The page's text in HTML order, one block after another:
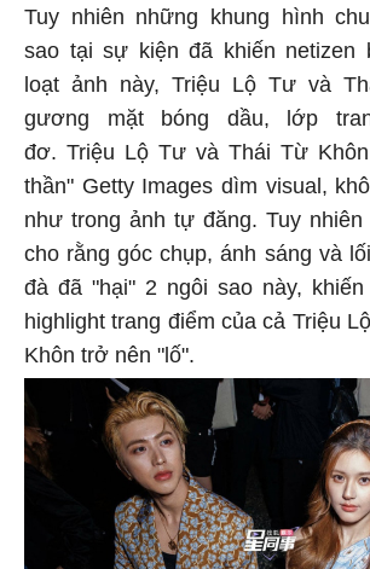
Tuy nhiên những khung hình
sao tại sự kiện đã khiến netizen
loạt ảnh này, Triệu Lộ Tư và
gương mặt bóng dầu, lớp
đơ. Triệu Lộ Tư và Thái Từ
thần" Getty Images dìm visual,
như trong ảnh tự đăng. Tuy
cho rằng góc chụp, ánh sáng và
đà đã "hại" 2 ngôi sao này, khiến
highlight trang điểm của cả Triệu
Khôn trở nên "lố".